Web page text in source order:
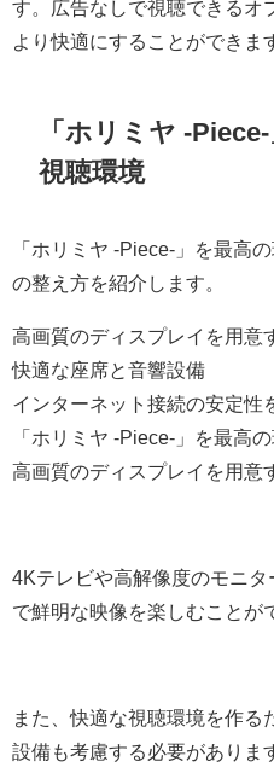
す。広告なしで視聴できるオ
より快適にすることができま
「ホリミヤ -
視聴環境
「ホリミヤ -Piece-」を最高
の整え方を紹介します。
高画質のディスプレイを用意
快適な座席と音響設備
インターネット接続の安定性
「ホリミヤ -Piece-」を最高
高画質のディスプレイを用意
4Kテレビや高解像度のモニ
で鮮明な映像を楽しむことが
また、快適な視聴環境を作る
設備も考慮する必要がありま